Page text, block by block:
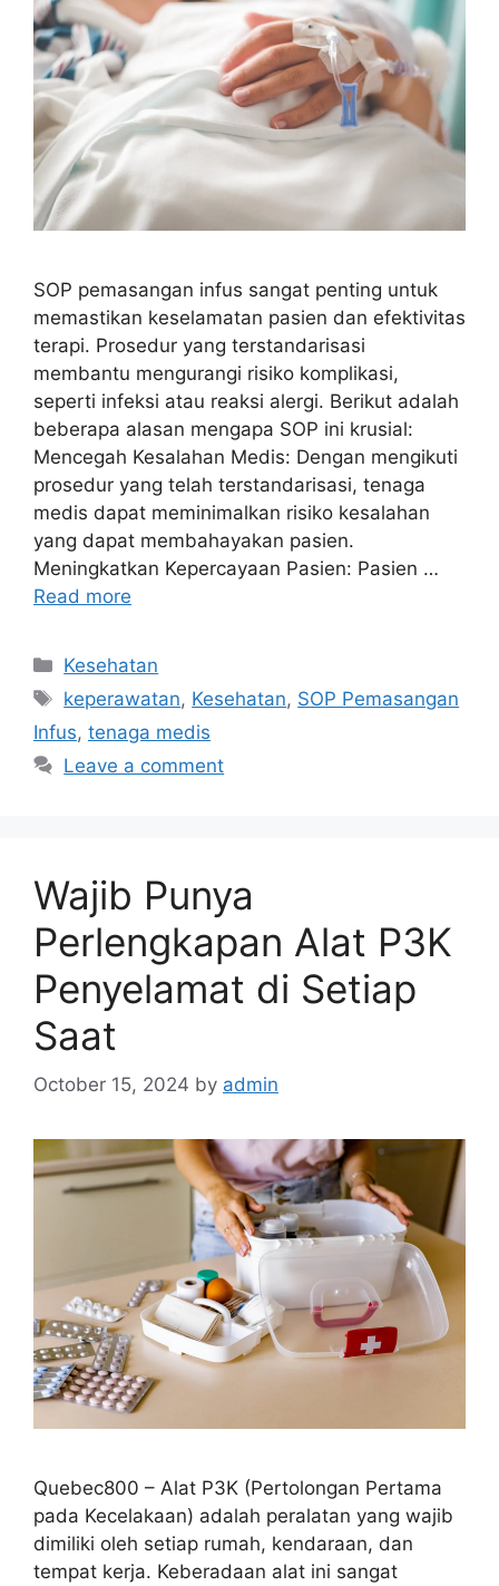
SOP pemasangan infus sangat penting untuk
memastikan keselamatan pasien dan efektivitas
terapi. Prosedur yang terstandarisasi
membantu mengurangi risiko komplikasi,
seperti infeksi atau reaksi alergi. Berikut adalah
beberapa alasan mengapa SOP ini krusial:
Mencegah Kesalahan Medis: Dengan mengikuti
prosedur yang telah terstandarisasi, tenaga
medis dapat meminimalkan risiko kesalahan
yang dapat membahayakan pasien.
Meningkatkan Kepercayaan Pasien: Pasien …
Read more
Categories
Kesehatan
Tags
keperawatan, Kesehatan, SOP Pemasangan
Infus, tenaga medis
Leave a comment
Wajib Punya
Perlengkapan Alat P3K
Penyelamat di Setiap
Saat
October 15, 2024 by admin
Quebec800 – Alat P3K (Pertolongan Pertama
pada Kecelakaan) adalah peralatan yang wajib
dimiliki oleh setiap rumah, kendaraan, dan
tempat kerja. Keberadaan alat ini sangat